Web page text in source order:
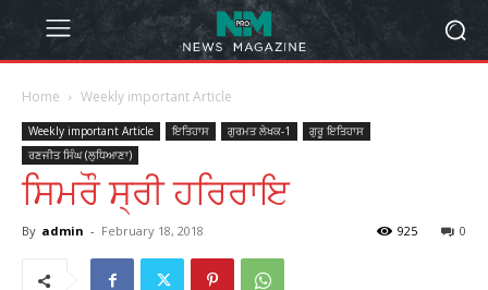
Home Weekly important Article
Weekly important Article ਇਤਿਹਾਸ ਗੁਰਮਤ ਲੇਖਕ-1
ਗੁਰੂ ਇਤਿਹਾਸ
ਰਣਜੀਤ ਸਿੰਘ (ਲੁਧਿਆਣਾ)
ਸਿਮਰੌ ਸ੍ਰੀ ਹਰਿਰਾਇ
By admin - February 18, 2018 0
925